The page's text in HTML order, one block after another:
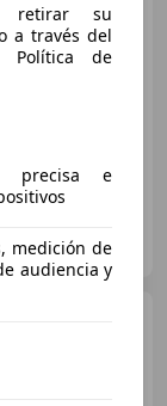
retirar su
a través del
Política de
precisa e
medición de
audiencia y